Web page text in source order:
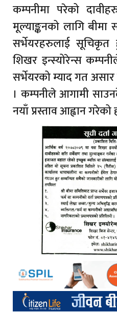
कम्पनीमा परेको
मूल्याङ्कनको लागि बीमा
सर्भेयरहरुलाई सूचिकृत
शिखर इन्स्योरेन्स
सर्भेयरको म्याद गत
। कम्पनीले आगामी
नयाँ प्रस्ताव आह्वान गरेको